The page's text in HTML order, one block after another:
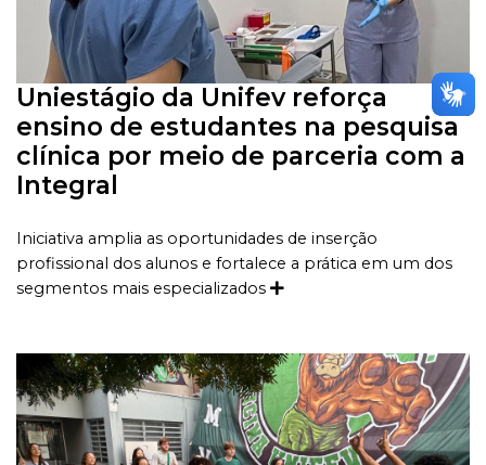
Uniestágio da Unifev reforça
ensino de estudantes na pesquisa
clínica por meio de parceria com a
Integral
Iniciativa amplia as oportunidades de inserção
profissional dos alunos e fortalece a prática em um dos
segmentos mais especializados